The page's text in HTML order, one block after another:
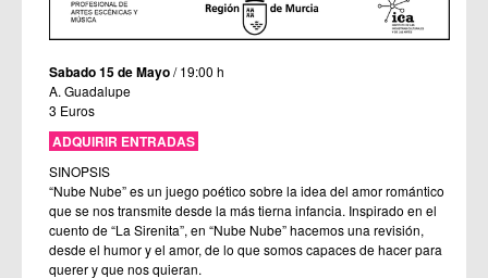
Sabado 15 de Mayo/ 19:00 h
A. Guadalupe
3 Euros
ADQUIRIR ENTRADAS
SINOPSIS
“Nube Nube” es un juego poético sobre la idea del amor romántico
que se nos transmite desde la más tierna infancia. Inspirado en el
cuento de “La Sirenita”, en “Nube Nube” hacemos una revisión,
desde el humor y el amor, de lo que somos capaces de hacer para
querer y que nos quieran.